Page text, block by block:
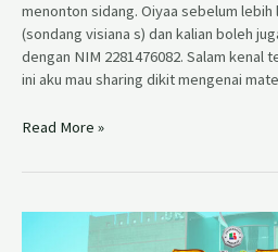
menonton sidang. Oiyaa sebelum lebih
(sondang visiana s) dan kalian boleh
dengan NIM 2281476082. Salam kenal
ini aku mau sharing dikit mengenai
Read More »